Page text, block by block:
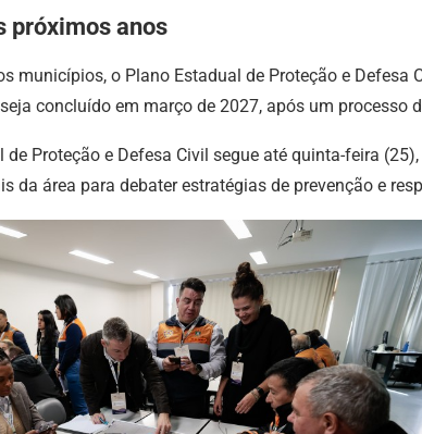
próximos anos
municípios, o Plano Estadual de Proteção e
concluído em março de 2027, após um processo
de Proteção e Defesa Civil segue até quinta-feira
da área para debater estratégias de prevenção e